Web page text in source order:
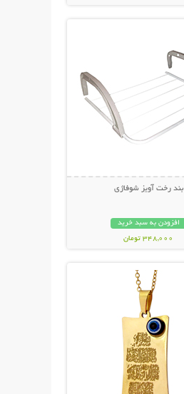
بند رخت آویز شوفاژی
افزودن به سبد خرید
348,000 تومان